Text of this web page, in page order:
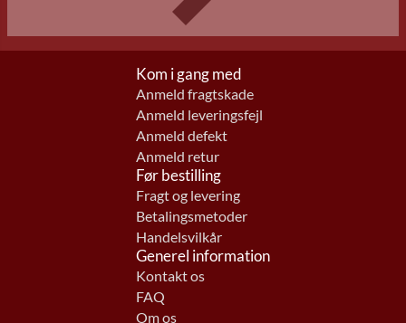
Kom i gang med
Anmeld fragtskade
Anmeld leveringsfejl
Anmeld defekt
Anmeld retur
Før bestilling
Fragt og levering
Betalingsmetoder
Handelsvilkår
Generel information
Kontakt os
FAQ
Om os